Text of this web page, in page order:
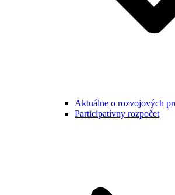
Aktuálne o rozvojových
Participatívny rozpočet